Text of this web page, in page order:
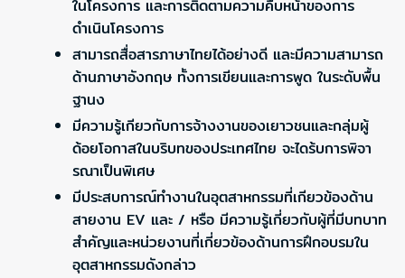
ในโครงการ และการติดตามความคืบหน้าของการ
ดำเนินโครงการ
สามารถสื่อสารภาษาไทยได้อย่างดี และมีความสามารถ
ด้านภาษาอังกฤษ ทั้งการเขียนและการพูด ในระดับพื้น
ฐานง
มีความรู้เกียวกับการจ้างงานของเยาวชนและกลุ่มผู้
ด้อยโอกาสในบริบทของประเทศไทย จะไดร้บการพิจา
รณาเป็นพิเศษ
มีประสบการณ์ทำงานในอุตสาหกรรมที่เกียวข้องด้าน
สายงาน EV และ / หรือ มีความรู้เกี่ยวกับผู้ที่มีบทบาท
สำคัญและหน่วยงานที่เกี่ยวข้องด้านการฝึกอบรมใน
อุตสาหกรรมดังกล่าว